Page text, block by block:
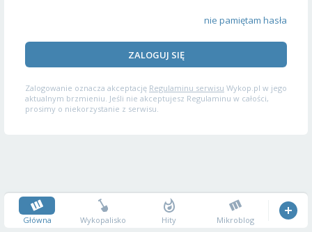
nie pamiętam hasła
ZALOGUJ SIĘ
Zalogowanie oznacza akceptację Regulaminu serwisu Wykop.pl w jego
aktualnym brzmieniu. Jeśli nie akceptujesz Regulaminu w całości,
prosimy o niekorzystanie z serwisu.
Główna Wykopalisko Hity Mikroblog